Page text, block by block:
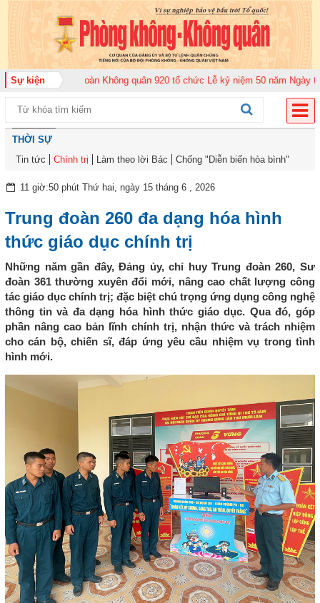
Sự kiệnTrung đoàn Không quân 920 tổ chức Lễ kỷ niệm 50 năm Ngày truyền
THỜI SỰ
Tin tức
Chính trị Làm theo lời Bác Chống "Diễn biến hòa bình"
11 giờ:50 phút Thứ hai, ngày 15 tháng 6 , 2026
Trung đoàn 260 đa dạng hóa hình
thức giáo dục chính trị
Những năm gần đây, Đảng ủy, chỉ huy Trung đoàn 260, Sư
đoàn 361 thường xuyên đổi mới, nâng cao chất lượng công
tác giáo dục chính trị; đặc biệt chú trọng ứng dụng công nghệ
thông tin và đa dạng hóa hình thức giáo dục. Qua đó, góp
phần nâng cao bản lĩnh chính trị, nhận thức và trách nhiệm
cho cán bộ, chiến sĩ, đáp ứng yêu cầu nhiệm vụ trong tình
hình mới.